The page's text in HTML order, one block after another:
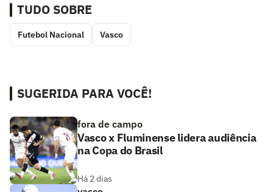
TUDO SOBRE
Futebol Nacional Vasco
SUGERIDA PARA VOCÊ!
fora de campo
Vasco x Fluminense lidera audiência
na Copa do Brasil
Há 2 dias